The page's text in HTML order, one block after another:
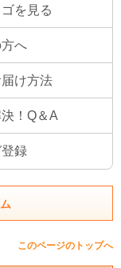
を見る
へ
け方法
！Q＆A
登録
このページのトップへ